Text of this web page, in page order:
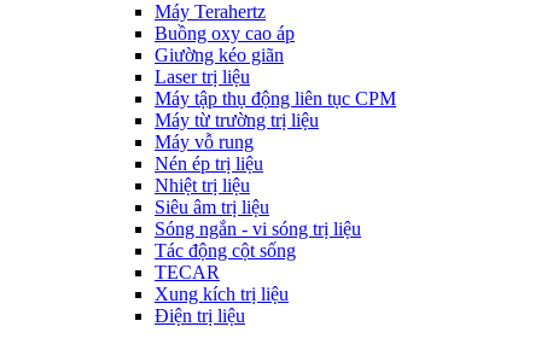
Máy Terahertz
Buồng oxy cao áp
Giường kéo giãn
Laser trị liệu
Máy tập thụ động liên tục CPM
Máy từ trường trị liệu
Máy vỗ rung
Nén ép trị liệu
Nhiệt trị liệu
Siêu âm trị liệu
Sóng ngắn - vi sóng trị liệu
Tác động cột sống
TECAR
Xung kích trị liệu
Điện trị liệu